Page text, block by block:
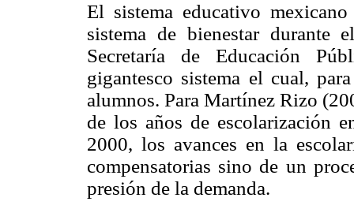
El sistema educativo
sistema de bienestar
Secretaría de Educación
gigantesco sistema el cual,
alumnos. Para Martínez Rizo
de los años de escolarización
2000, los avances en la
compensatorias sino de un
presión de la demanda.